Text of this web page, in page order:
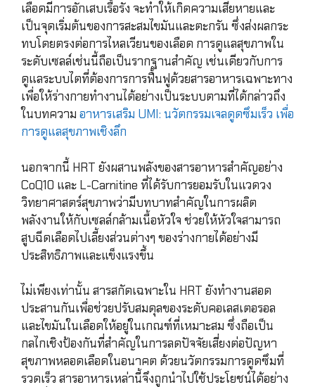
เลือดมีการอักเสบเรื้อรัง จะทำให้เกิดความเสียหายและ
เป็นจุดเริ่มต้นของการสะสมไขมันและตะกรัน ซึ่งส่งผลกระ
ทบโดยตรงต่อการไหลเวียนของเลือด การดูแลสุขภาพใน
ระดับเซลล์เช่นนี้ถือเป็นรากฐานสำคัญ เช่นเดียวกับการ
ดูแลระบบไตที่ต้องการการฟื้นฟูด้วยสารอาหารเฉพาะทาง
เพื่อให้ร่างกายทำงานได้อย่างเป็นระบบตามที่ได้กล่าวถึง
ในบทความ อาหารเสริม UMI: นวัตกรรมเจลดูดซึมเร็ว เพื่อ
การดูแลสุขภาพเชิงลึก
นอกจากนี้ HRT ยังผสานพลังของสารอาหารสำคัญอย่าง
CoQ10 และ L-Carnitine ที่ได้รับการยอมรับในแวดวง
วิทยาศาสตร์สุขภาพว่ามีบทบาทสำคัญในการผลิต
พลังงานให้กับเซลล์กล้ามเนื้อหัวใจ ช่วยให้หัวใจสามารถ
สูบฉีดเลือดไปเลี้ยงส่วนต่างๆ ของร่างกายได้อย่างมี
ประสิทธิภาพและแข็งแรงขึ้น
ไม่เพียงเท่านั้น สารสกัดเฉพาะใน HRT ยังทำงานสอด
ประสานกันเพื่อช่วยปรับสมดุลของระดับคอเลสเตอรอล
และไขมันในเลือดให้อยู่ในเกณฑ์ที่เหมาะสม ซึ่งถือเป็น
กลไกเชิงป้องกันที่สำคัญในการลดปัจจัยเสี่ยงต่อปัญหา
สุขภาพหลอดเลือดในอนาคต ด้วยนวัตกรรมการดูดซึมที่
รวดเร็ว สารอาหารเหล่านี้จึงถูกนำไปใช้ประโยชน์ได้อย่าง